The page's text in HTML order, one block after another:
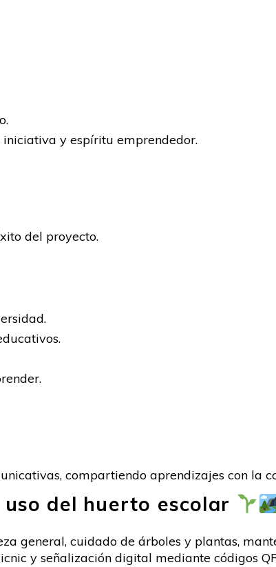
y espíritu emprendedor.
del proyecto.
compartiendo aprendizajes con la
del huerto escolar
general, cuidado de árboles y plantas,
y señalización digital mediante códigos